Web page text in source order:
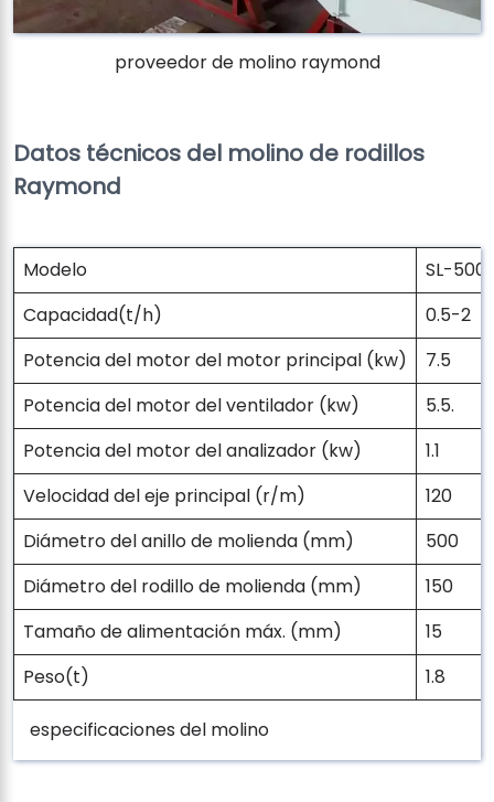
proveedor de molino raymond
Datos técnicos del molino de rodillos
Raymond
Modelo
SL-500
Capacidad(t/h)
0.5-2
Potencia del motor del motor principal (kw)
7.5
Potencia del motor del ventilador (kw)
5.5.
Potencia del motor del analizador (kw)
1.1
Velocidad del eje principal (r/m)
120
Diámetro del anillo de molienda (mm)
500
Diámetro del rodillo de molienda (mm)
150
Tamaño de alimentación máx. (mm)
15
Peso(t)
1.8
especificaciones del molino